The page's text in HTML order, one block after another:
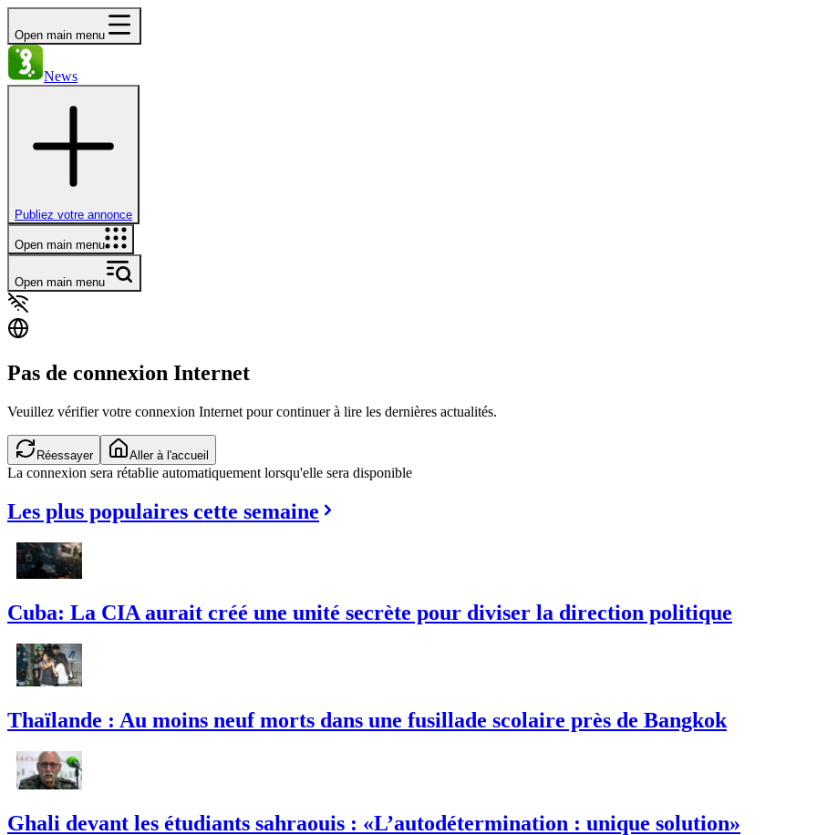
Open main menu
News
Publiez votre annonce
Open main menu
Open main menu
Pas de connexion Internet
Veuillez vérifier votre connexion Internet pour continuer à lire les dernières actualités.
Réessayer Aller à l'accueil
La connexion sera rétablie automatiquement lorsqu'elle sera disponible
Les plus populaires cette semaine
Cuba: La CIA aurait créé une unité secrète pour diviser la direction politique
Thaïlande : Au moins neuf morts dans une fusillade scolaire près de Bangkok
Ghali devant les étudiants sahraouis : «L’autodétermination : unique solution»